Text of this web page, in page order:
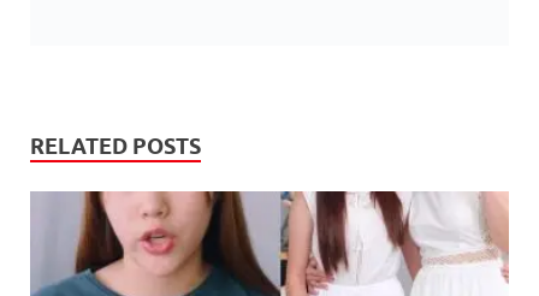
RELATED POSTS